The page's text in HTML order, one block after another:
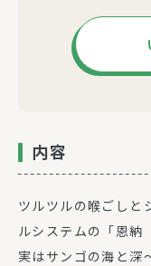
内容
ツルツルの喉ごしと
ルシステムの「恩納
実はサンゴの海と深